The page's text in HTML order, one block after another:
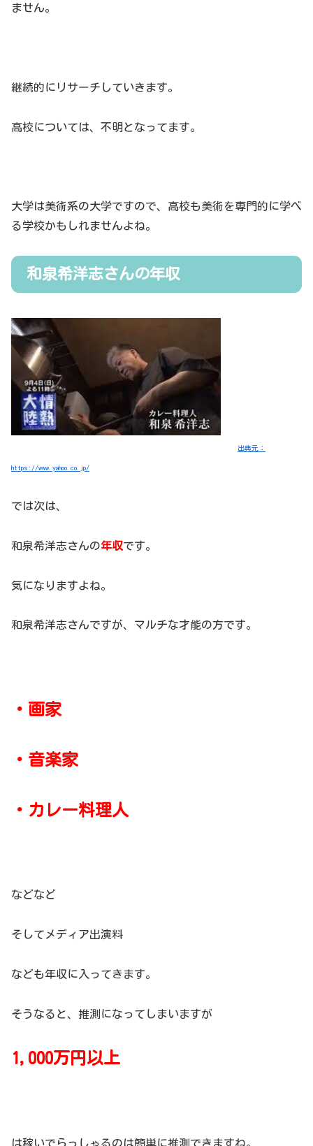
ません。
継続的にリサーチしていきます。
高校については、不明となってます。
大学は美術系の大学ですので、高校も美術を専門的に学べ
る学校かもしれませんよね。
和泉希洋志さんの年収
出典元：
https://www.yahoo.co.jp/
では次は、
和泉希洋志さんの年収です。
気になりますよね。
和泉希洋志さんですが、マルチな才能の方です。
・画家
・音楽家
・カレー料理人
などなど
そしてメディア出演料
なども年収に入ってきます。
そうなると、推測になってしまいますが
1,000万円以上
は稼いでらっしゃるのは簡単に推測できますね。